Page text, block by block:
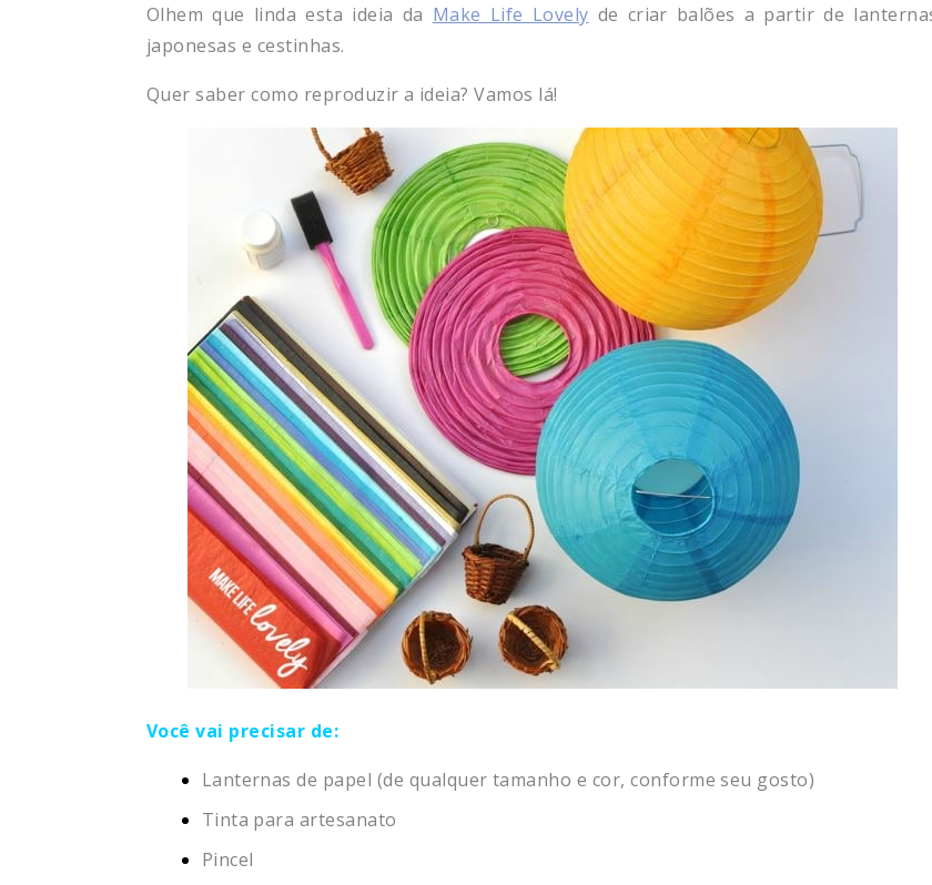
Olhem que linda esta ideia da Make Life Lovely de criar balões a partir de
japonesas e cestinhas.
Quer saber como reproduzir a ideia? Vamos lá!
Você vai precisar de:
Lanternas de papel (de qualquer tamanho e cor, conforme seu gosto)
Tinta para artesanato
Pincel